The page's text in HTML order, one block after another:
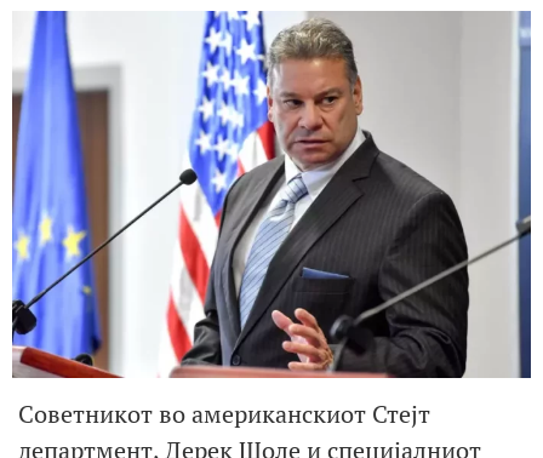
Советникот во американскиот Стејт
департмент, Дерек Шоле и специјалниот